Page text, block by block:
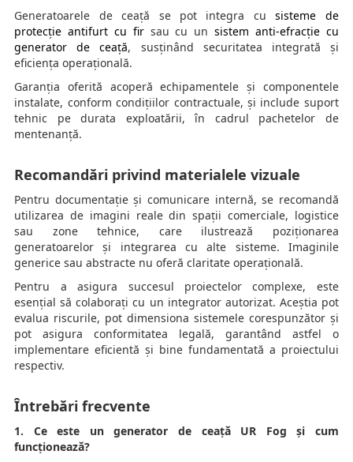
Generatoarele de ceață se pot integra cusisteme de
protecție antifurt cu fir sau cu un sistem anti-efracție cu
generator de ceață, susținând securitatea integrată și
eficiența operațională.
Garanția oferită acoperă echipamentele și componentele
instalate, conform condițiilor contractuale, și include suport
tehnic pe durata exploatării, în cadrul pachetelor de
mentenanță.
Recomandări privind materialele vizuale
Pentru documentație și comunicare internă, se recomandă
utilizarea de imagini reale din spații comerciale, logistice
sau zone tehnice, care ilustrează poziționarea
generatoarelor și integrarea cu alte sisteme. Imaginile
generice sau abstracte nu oferă claritate operațională.
Pentru a asigura succesul proiectelor complexe, este
esențial să colaborați cu un integrator autorizat. Aceștia pot
evalua riscurile, pot dimensiona sistemele corespunzător și
pot asigura conformitatea legală, garantând astfel o
implementare eficientă și bine fundamentată a proiectului
respectiv.
Întrebări frecvente
1. Ce este un generator de ceață UR Fog și cum
funcționează?